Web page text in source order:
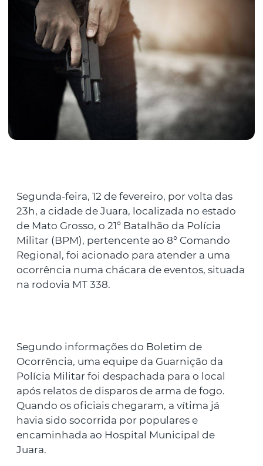
Segunda-feira, 12 de fevereiro, por volta das
23h, a cidade de Juara, localizada no estado
de Mato Grosso, o 21° Batalhão da Polícia
Militar (BPM), pertencente ao 8° Comando
Regional, foi acionado para atender a uma
ocorrência numa chácara de eventos, situada
na rodovia MT 338.
Segundo informações do Boletim de
Ocorrência, uma equipe da Guarnição da
Polícia Militar foi despachada para o local
após relatos de disparos de arma de fogo.
Quando os oficiais chegaram, a vítima já
havia sido socorrida por populares e
encaminhada ao Hospital Municipal de
Juara.